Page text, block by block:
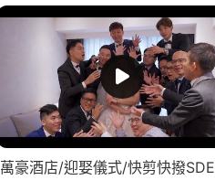
萬豪酒店/迎娶儀式/快剪快撥SDE